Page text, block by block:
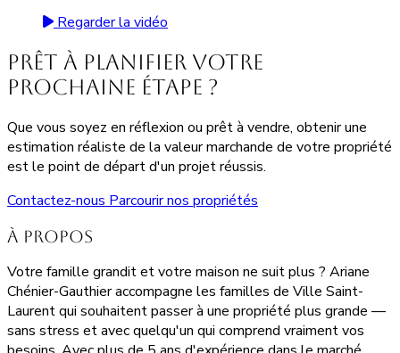
Regarder la vidéo
Prêt à planifier votre
prochaine étape ?
Que vous soyez en réflexion ou prêt à vendre, obtenir une
estimation réaliste de la valeur marchande de votre propriété
est le point de départ d'un projet réussis.
Contactez-nous Parcourir nos propriétés
À propos
Votre famille grandit et votre maison ne suit plus ? Ariane
Chénier-Gauthier accompagne les familles de Ville Saint-
Laurent qui souhaitent passer à une propriété plus grande —
sans stress et avec quelqu'un qui comprend vraiment vos